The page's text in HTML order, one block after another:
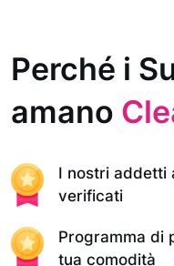
Perché i
amano
I nostri addetti
verificati
Programma di
tua comodità